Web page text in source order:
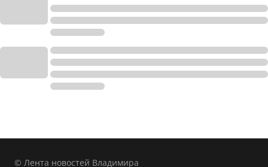
© Лента новостей Владимира